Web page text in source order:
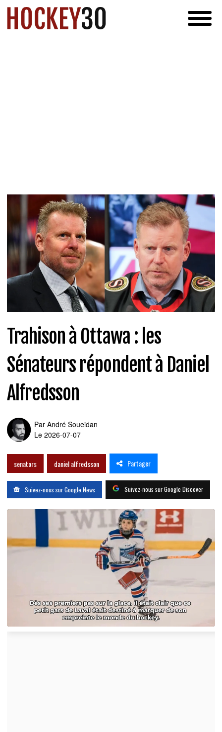
Trahison à Ottawa : les
Sénateurs répondent à Daniel
Alfredsson
Par André Soueidan
Le 2026-07-07
senators daniel alfredsson Partager
Suivez-nous sur Google News Suivez-nous sur Google Discover